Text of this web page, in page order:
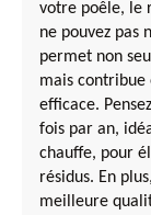
votre poêle, le
ne pouvez pas
permet non
mais contribue
efficace.
fois par an,
chauffe, pour
résidus. En
meilleure